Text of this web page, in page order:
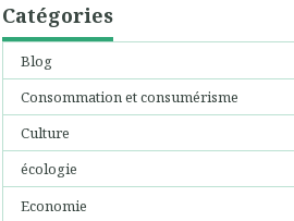
Catégories
Blog
Consommation et consumérisme
Culture
écologie
Economie